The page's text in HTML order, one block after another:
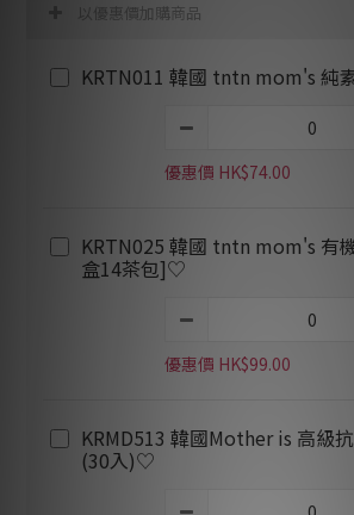
以優惠價加購商品
KRTN011 韓國 tntn mom's 純
優惠價 HK$74.00
KRTN025 韓國 tntn mom's 有
盒14茶包]♡
優惠價 HK$99.00
KRMD513 韓國Mother is 高級
(30入)♡